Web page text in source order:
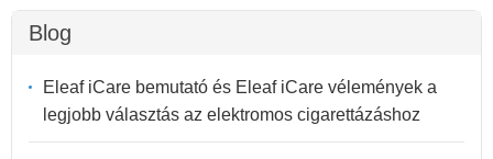
Blog
Eleaf iCare bemutató és Eleaf iCare vélemények a
legjobb választás az elektromos cigarettázáshoz